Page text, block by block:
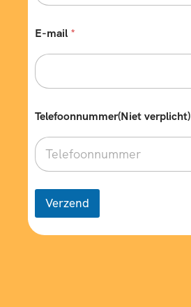
E-mail *
Telefoonnummer(Niet verplicht)
Verzend